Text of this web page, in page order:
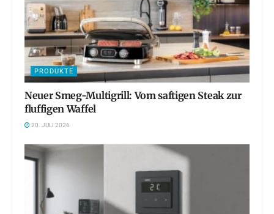
PRODUKTE
Neuer Smeg-Multigrill: Vom saftigen Steak zur
fluffigen Waffel
20. JULI 2026